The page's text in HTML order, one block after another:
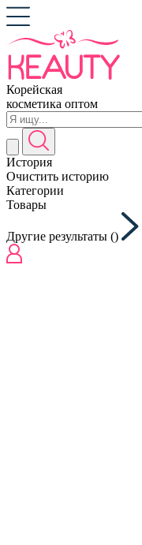
Корейская
косметика оптом
История
Очистить историю
Категории
Товары
Другие результаты ()